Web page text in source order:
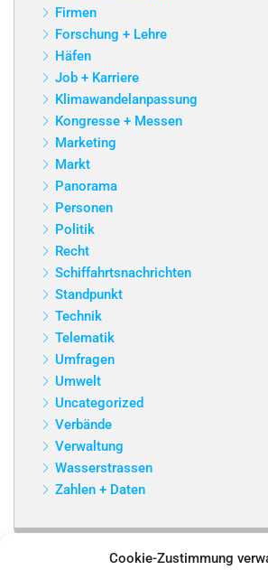
Cookie-Zustimmung
Firmen
Forschung + Lehre
Häfen
Job + Karriere
Klimawandelanpassung
Kongresse + Messen
Marketing
Markt
Panorama
Personen
Politik
Recht
Schiffahrtsnachrichten
Standpunkt
Technik
Telematik
Umfragen
Umwelt
Uncategorized
Verbände
Verwaltung
Wasserstrassen
Zahlen + Daten